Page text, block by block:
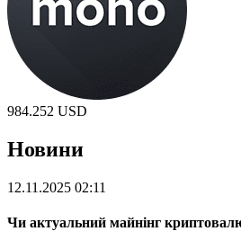
984.252 USD
Новини
12.11.2025 02:11
Чи актуальний майнінг